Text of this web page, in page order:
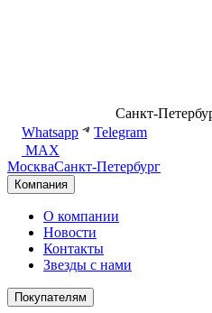
Санкт-
Whatsapp
Telegram
MAX
МоскваСанкт-Петербург
Компания
О компании
Новости
Контакты
Звезды с нами
Покупателям